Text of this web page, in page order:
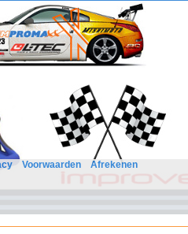
Voorwaarden Afrekenen